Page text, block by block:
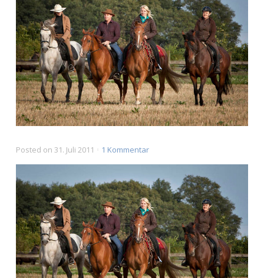
Posted on 31. Juli 2011 1 Kommentarzu
hoch
zu
Ross